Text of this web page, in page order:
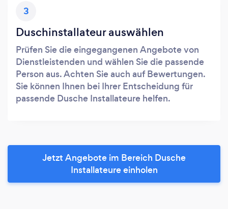
3
Duschinstallateur auswählen
Prüfen Sie die eingegangenen Angebote von
Dienstleistenden und wählen Sie die passende
Person aus. Achten Sie auch auf Bewertungen.
Sie können Ihnen bei Ihrer Entscheidung für
passende Dusche Installateure helfen.
Jetzt Angebote im Bereich Dusche
Installateure einholen